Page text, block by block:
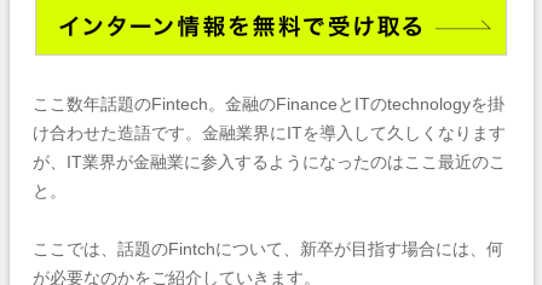
ここ数年話題のFintech。金融のFinanceとITのtechnologyを掛
け合わせた造語です。金融業界にITを導入して久しくなります
が、IT業界が金融業に参入するようになったのはここ最近のこ
と。
ここでは、話題のFintchについて、新卒が目指す場合には、何
が必要なのかをご紹介していきます。